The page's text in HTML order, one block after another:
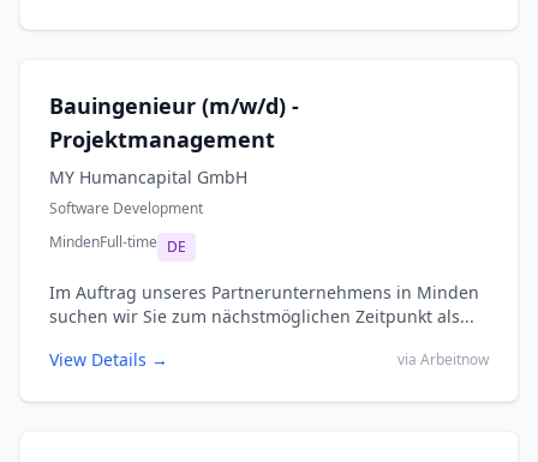
Bauingenieur (m/w/d) -
Projektmanagement
MY Humancapital GmbH
Software Development
MindenFull-time DE
Im Auftrag unseres Partnerunternehmens in Minden
suchen wir Sie zum nächstmöglichen Zeitpunkt als...
View Details →
via Arbeitnow